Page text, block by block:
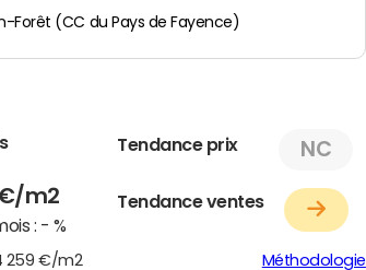
Forêt (CC du Pays de Fayence)
m2
: - %
Tendance prix NC
Tendance ventes
259 €/m2 Méthodologie